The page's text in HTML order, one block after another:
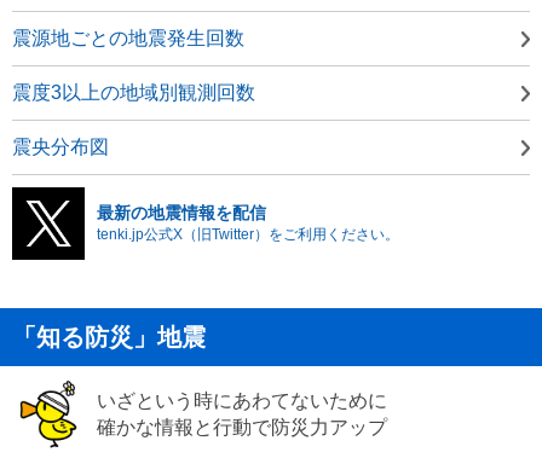
震源地ごとの地震発生回数
震度3以上の地域別観測回数
震央分布図
最新の地震情報を配信
tenki.jp公式X（旧Twitter）をご利用ください。
「知る防災」地震
いざという時にあわてないために
確かな情報と行動で防災力アップ